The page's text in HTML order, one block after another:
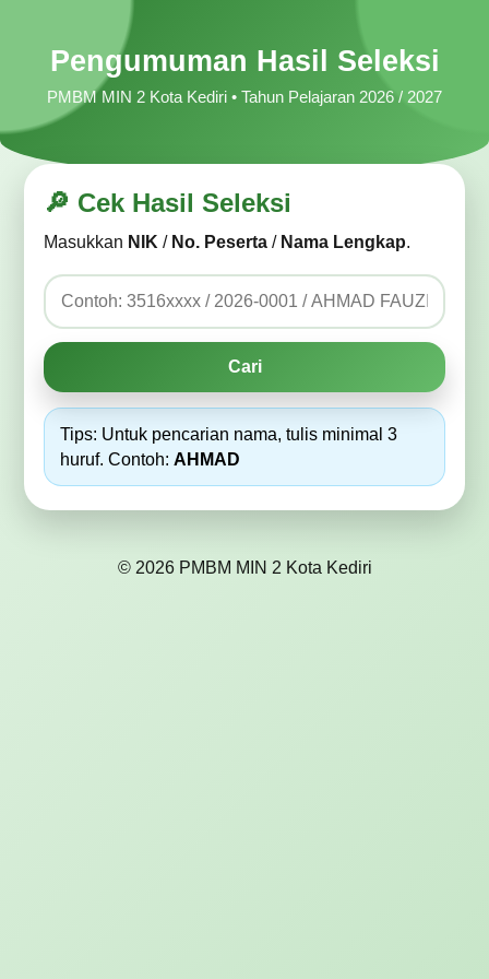
Pengumuman Hasil Seleksi
PMBM MIN 2 Kota Kediri • Tahun Pelajaran 2026 / 2027
🔎 Cek Hasil Seleksi
Masukkan NIK / No. Peserta / Nama Lengkap.
Cari
Tips: Untuk pencarian nama, tulis minimal 3
huruf. Contoh: AHMAD
© 2026 PMBM MIN 2 Kota Kediri